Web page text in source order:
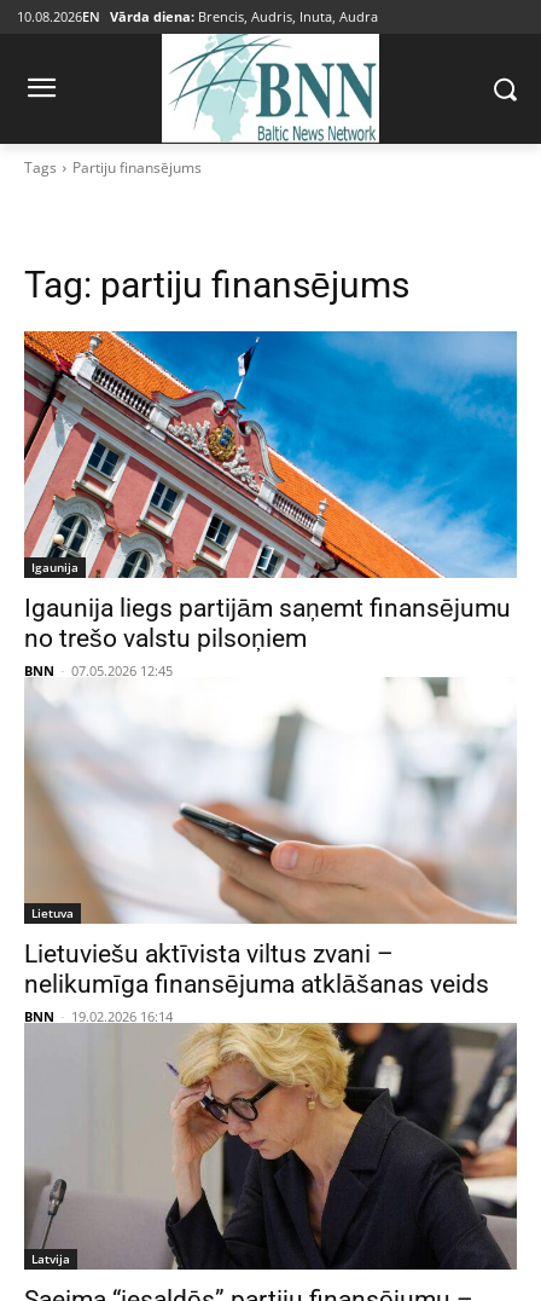
10.08.2026EN Vārda diena: Brencis, Audris, Inuta, Audra
Tags Partiju finansējums
Tag: partiju finansējums
Igaunija
Igaunija liegs partijām saņemt finansējumu
no trešo valstu pilsoņiem
BNN - 07.05.2026 12:45
Lietuva
Lietuviešu aktīvista viltus zvani –
nelikumīga finansējuma atklāšanas veids
BNN - 19.02.2026 16:14
Latvija